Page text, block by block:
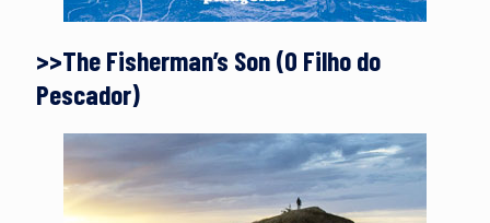
>>The Fisherman’s Son (O Filho do
Pescador)